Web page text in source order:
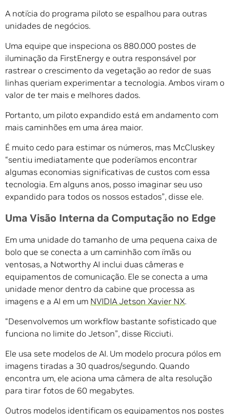
A notícia do programa piloto se espalhou para outras
unidades de negócios.
Uma equipe que inspeciona os 880.000 postes de
iluminação da FirstEnergy e outra responsável por
rastrear o crescimento da vegetação ao redor de suas
linhas queriam experimentar a tecnologia. Ambos viram o
valor de ter mais e melhores dados.
Portanto, um piloto expandido está em andamento com
mais caminhões em uma área maior.
É muito cedo para estimar os números, mas McCluskey
“sentiu imediatamente que poderíamos encontrar
algumas economias significativas de custos com essa
tecnologia. Em alguns anos, posso imaginar seu uso
expandido para todos os nossos estados”, disse ele.
Uma Visão Interna da Computação no Edge
Em uma unidade do tamanho de uma pequena caixa de
bolo que se conecta a um caminhão com ímãs ou
ventosas, a Notworthy AI inclui duas câmeras e
equipamentos de comunicação. Ele se conecta a uma
unidade menor dentro da cabine que processa as
imagens e a AI em um NVIDIA Jetson Xavier NX.
“Desenvolvemos um workflow bastante sofisticado que
funciona no limite do Jetson”, disse Ricciuti.
Ele usa sete modelos de AI. Um modelo procura pólos em
imagens tiradas a 30 quadros/segundo. Quando
encontra um, ele aciona uma câmera de alta resolução
para tirar fotos de 60 megabytes.
Outros modelos identificam os equipamentos nos postes